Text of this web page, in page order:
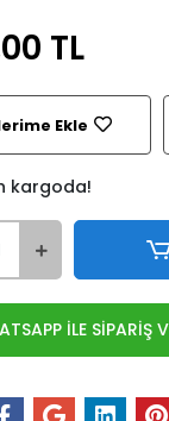
TL
Ekle
kargoda!
İLE SİPARİŞ